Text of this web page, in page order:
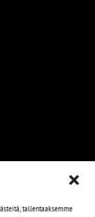
tallentaaksemme